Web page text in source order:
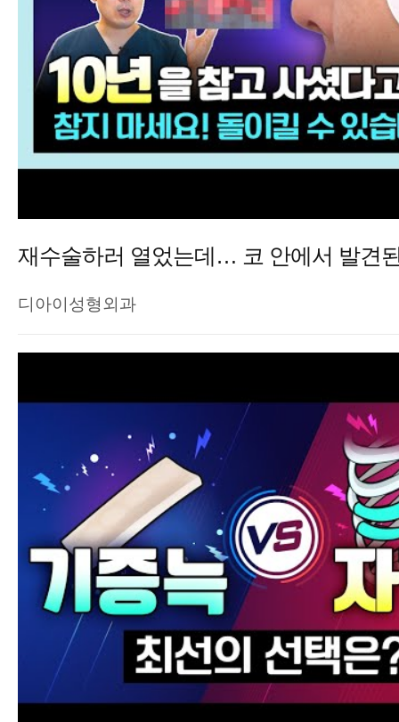
재수술하러 열었는데… 코 안에서 발견
디아이성형외과